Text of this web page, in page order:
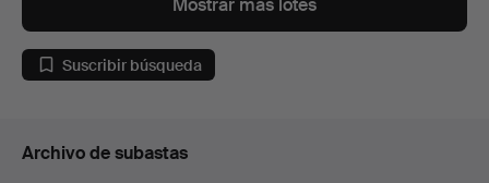
Mostrar más lotes
Suscribir búsqueda
Archivo de subastas